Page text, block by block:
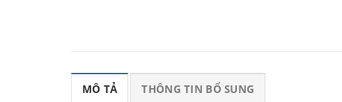
MÔ TẢ THÔNG TIN BỔ SUNG